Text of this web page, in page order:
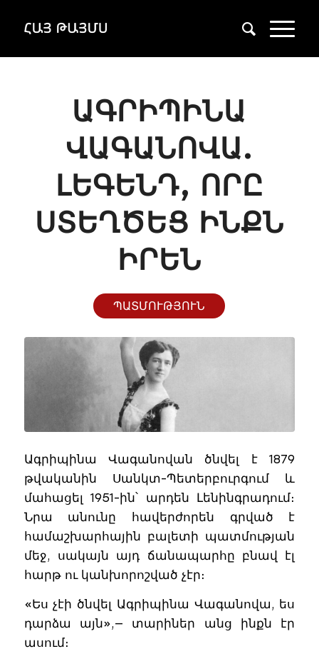
ԱԳՐԻՊԻՆԱ
ՎԱԳԱՆՈՎԱ.
ԼԵԳԵՆԴ, ՈՐԸ
ՍՏԵՂԾԵՑ ԻՆՔՆ
ԻՐԵՆ
ՊԱՏՄՈՒԹՅՈՒՆ
Ագրիպինա Վագանովան ծնվել է 1879
թվականին Սանկտ-Պետերբուրգում և
մահացել 1951-ին՝ արդեն Լենինգրադում։
Նրա անունը հավերժորեն գրված է
համաշխարհային բալետի պատմության
մեջ, սակայն այդ ճանապարհը բնավ էլ
հարթ ու կանխորոշված չէր։
«Ես չէի ծնվել Ագրիպինա Վագանովա, ես
դարձա այն»,— տարիներ անց ինքն էր
ասում։